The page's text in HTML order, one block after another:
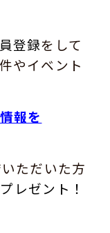
登録をして
やイベント
報を
ただいた方
プレゼント！